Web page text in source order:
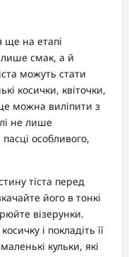
на етапі
лише смак, а й
можуть стати
косички, квіточки,
можна виліпити з
не лише
особливого,
тіста перед
його в тонкі
візерунки.
і покладіть її
кульки, які